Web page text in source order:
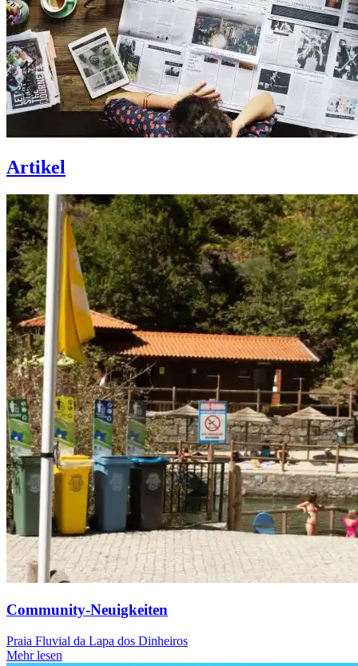
Artikel
Community-Neuigkeiten
Praia Fluvial da Lapa dos Dinheiros
Mehr lesen